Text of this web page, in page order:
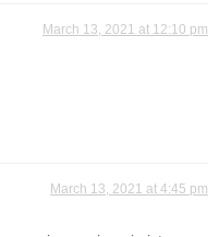
March 13, 2021 at 12:10 pm
March 13, 2021 at 4:45 pm